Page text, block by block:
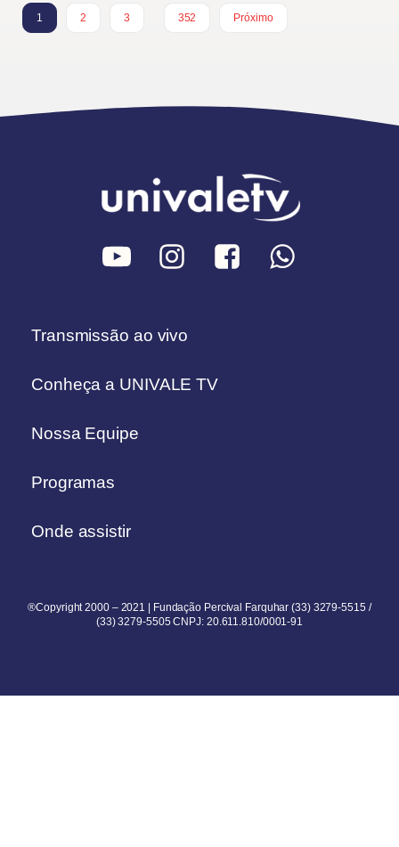
1 2 3
352
Próximo
Transmissão ao vivo
Conheça a UNIVALE TV
Nossa Equipe
Programas
Onde assistir
®Copyright 2000 – 2021 | Fundação Percival Farquhar (33) 3279-5515 /
(33) 3279-5505 CNPJ: 20.611.810/0001-91